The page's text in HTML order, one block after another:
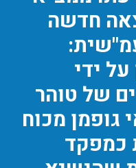
חדשה
ידי
של טוהר
גופמן מכוח
כמפקד